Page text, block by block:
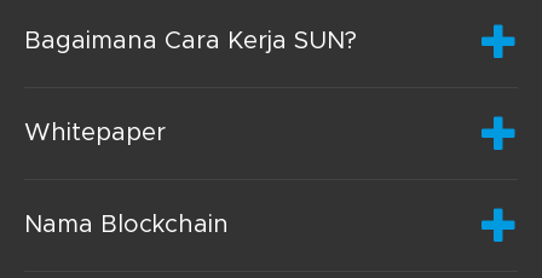
Bagaimana Cara Kerja SUN?
Whitepaper
Nama Blockchain